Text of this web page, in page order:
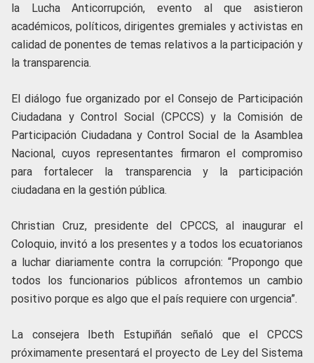
la Lucha Anticorrupción, evento al que asistieron
académicos, políticos, dirigentes gremiales y activistas en
calidad de ponentes de temas relativos a la participación y
la transparencia.
El diálogo fue organizado por el Consejo de Participación
Ciudadana y Control Social (CPCCS) y la Comisión de
Participación Ciudadana y Control Social de la Asamblea
Nacional, cuyos representantes firmaron el compromiso
para fortalecer la transparencia y la participación
ciudadana en la gestión pública.
Christian Cruz, presidente del CPCCS, al inaugurar el
Coloquio, invitó a los presentes y a todos los ecuatorianos
a luchar diariamente contra la corrupción: “Propongo que
todos los funcionarios públicos afrontemos un cambio
positivo porque es algo que el país requiere con urgencia”.
La consejera Ibeth Estupiñán señaló que el CPCCS
próximamente presentará el proyecto de Ley del Sistema